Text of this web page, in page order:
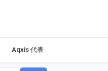
Aqxis 代表